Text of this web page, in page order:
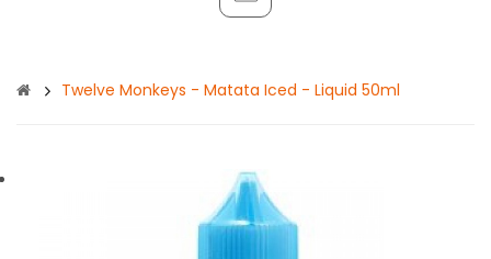
Twelve Monkeys - Matata Iced - Liquid 50ml